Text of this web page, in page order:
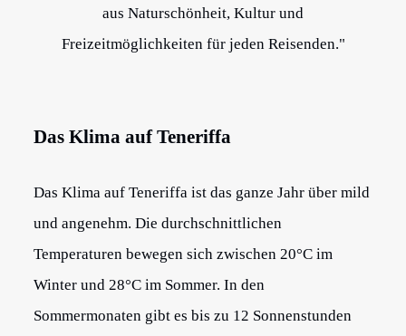
aus Naturschönheit, Kultur und
Freizeitmöglichkeiten für jeden Reisenden."
Das Klima auf Teneriffa
Das Klima auf Teneriffa ist das ganze Jahr über mild
und angenehm. Die durchschnittlichen
Temperaturen bewegen sich zwischen 20°C im
Winter und 28°C im Sommer. In den
Sommermonaten gibt es bis zu 12 Sonnenstunden